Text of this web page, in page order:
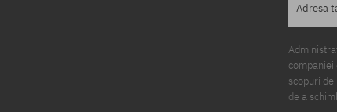
Adresa
companiei
scopuri
de a